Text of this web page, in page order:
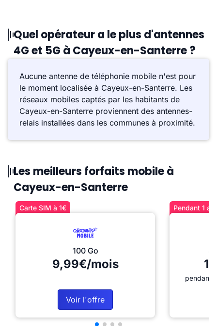
Quel opérateur a le plus d'antennes
4G et 5G à Cayeux-en-Santerre ?
Aucune antenne de téléphonie mobile n'est pour
le moment localisée à Cayeux-en-Santerre. Les
réseaux mobiles captés par les habitants de
Cayeux-en-Santerre proviennent des antennes-
relais installées dans les communes à proximité.
Les meilleurs forfaits mobile à
Cayeux-en-Santerre
Carte SIM à 1€
100 Go
9,99€/mois
Voir l'offre
Pendant 1
pendant